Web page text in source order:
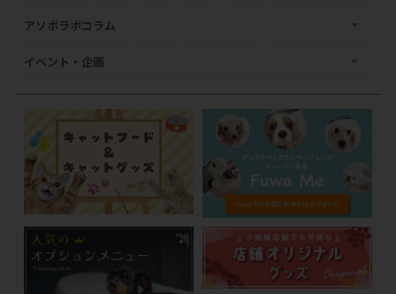
アソボラボコラム
イベント・企画